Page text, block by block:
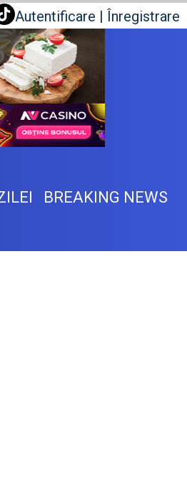
Autentificare | Înregistrare
BREAKING NEWS